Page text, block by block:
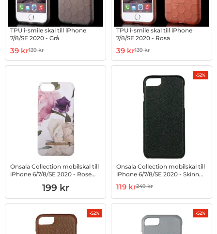
TPU i-smile skal till iPhone
7/8/SE 2020 - Grå
Art. nr 10021638
rea pris
39 krtidigare pris
139 kr
TPU i-smile skal till iPhone
7/8/SE 2020 - Rosa
Art. nr 10021640
rea pris
39 krtidigare pris
139 kr
Onsala Collection mobilskal till
iPhone 6/7/8/SE 2020 - Rose
Art. nr 1002758986
199 kr
-52%
Onsala Collection mobilskal till
iPhone 6/7/8/SE 2020 - Skinn
Art. nr 1002762435
rea pris
119 krtidigare pris
249 kr
-52% -52%